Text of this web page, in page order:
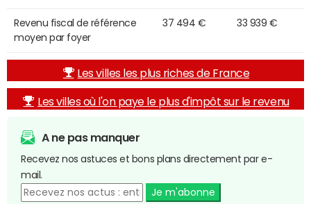
Revenu fiscal de référence
moyen par foyer
37 494 € 33 939 €
Les villes les plus riches de France
Les villes où l'on paye le plus d'impôt sur le revenu
A ne pas manquer
Recevez nos astuces et bons plans directement par e-
mail.
Je m'abonne